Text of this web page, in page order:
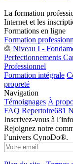
La formation
Internet et les
Formations en ligne
Formation
Niveau I -
Perfectionnements
Professionnel
Formation intégrale
propreté
Navigation
Témoignages À
FAQ Repertoire681
Inscrivez-vous à
Rejoignez notre
l’univers CynoDo®.